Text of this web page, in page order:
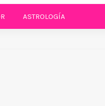
ASTROLOGÍA